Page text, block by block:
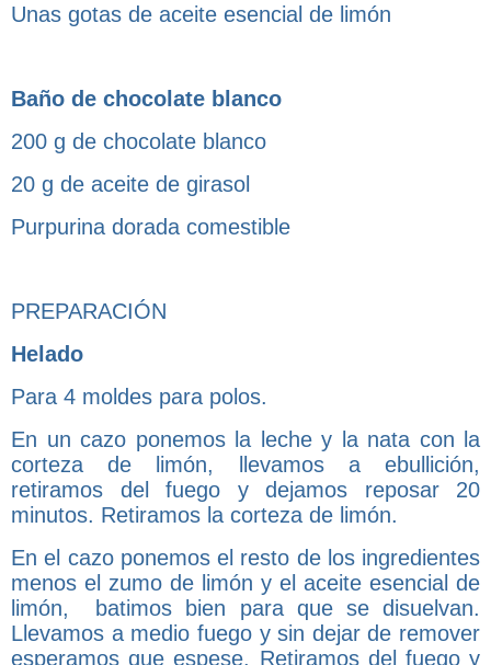
Unas gotas de aceite esencial de limón
Baño de chocolate blanco
200 g de chocolate blanco
20 g de aceite de girasol
Purpurina dorada comestible
PREPARACIÓN
Helado
Para 4 moldes para polos.
En un cazo ponemos la leche y la nata con la
corteza de limón, llevamos a ebullición,
retiramos del fuego y dejamos reposar 20
minutos. Retiramos la corteza de limón.
En el cazo ponemos el resto de los ingredientes
menos el zumo de limón y el aceite esencial de
limón, batimos bien para que se disuelvan.
Llevamos a medio fuego y sin dejar de remover
esperamos que espese. Retiramos del fuego y